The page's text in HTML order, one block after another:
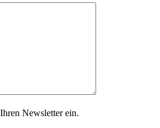
Newsletter ein.